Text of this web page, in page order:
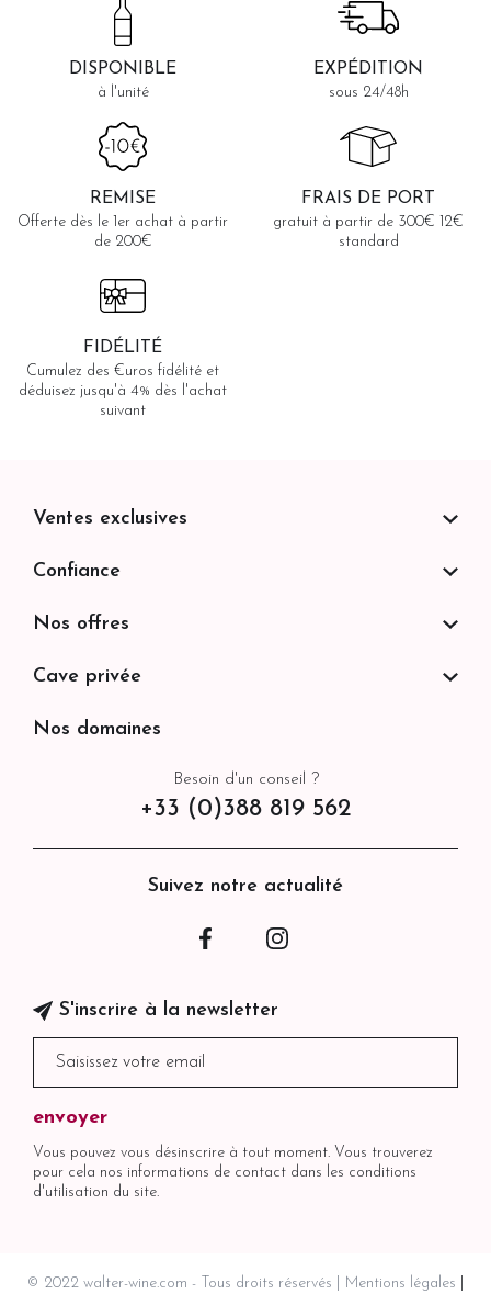
DISPONIBLE
à l'unité
EXPÉDITION
sous 24/48h
REMISE
Offerte dès le 1er achat à partir
de 200€
FRAIS DE PORT
gratuit à partir de 300€ 12€
standard
FIDÉLITÉ
Cumulez des €uros fidélité et
déduisez jusqu'à 4% dès l'achat
suivant
Besoin d'un conseil ?
+33 (0)388 819 562
Suivez notre actualité
Facebook
S'inscrire à la newsletter
Vous pouvez vous désinscrire à tout moment. Vous trouverez
pour cela nos informations de contact dans les conditions
d'utilisation du site.
Ventes exclusives
Confiance
Nos offres
Cave privée
Nos domaines
© 2022 walter-wine.com - Tous droits réservés Mentions légales